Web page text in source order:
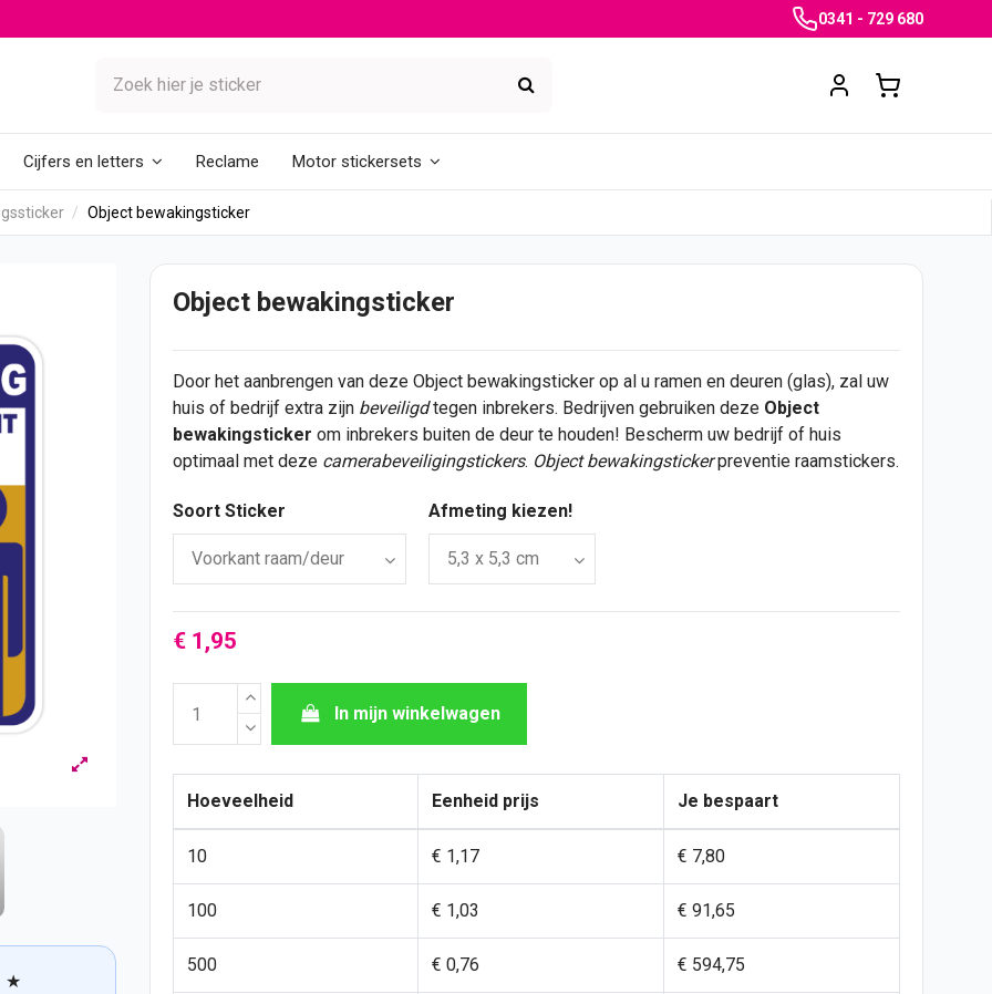
0341 - 729 680
Cijfers en letters Reclame Motor stickersets
Object bewakingsticker
★
Object bewakingsticker
Door het aanbrengen van deze Object bewakingsticker op al u ramen en deuren (glas), zal uw
huis of bedrijf extra zijn beveiligdtegen inbrekers. Bedrijven gebruiken deze Object
bewakingsticker om inbrekers buiten de deurte houden! Bescherm uw bedrijf of huis
optimaal met deze camerabeveiligingstickers. Object bewakingstickerpreventie raamstickers.
Soort Sticker Afmeting kiezen!
€ 1,95
In mijn winkelwagen
Hoeveelheid Eenheid prijs Je bespaart
10 € 1,17 € 7,80
100 € 1,03 € 91,65
500 € 0,76 € 594,75